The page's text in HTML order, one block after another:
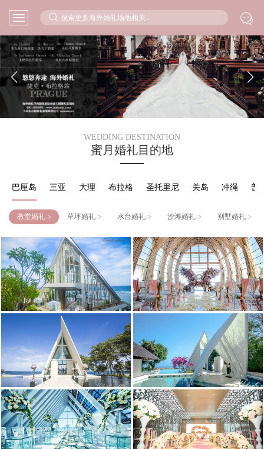
  
WEDDING DESTINATION
蜜月婚礼目的地
巴厘岛 三亚 大理 布拉格 圣托里尼 关岛 冲绳 普
教堂婚礼 > 草坪婚礼 > 水台婚礼 > 沙滩婚礼 > 别墅婚礼 >